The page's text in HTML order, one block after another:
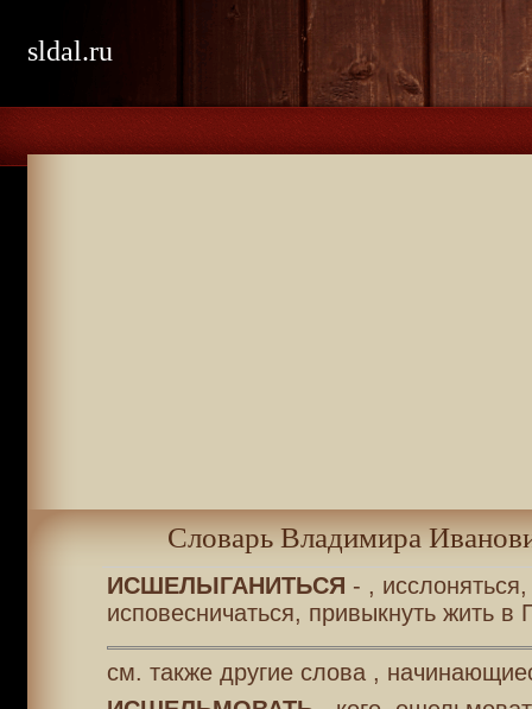
sldal.ru
Словарь Владимира
ИСШЕЛЫГАНИТЬСЯ - , исслоняться,
исповесничаться, привыкнуть жить в
см. также другие слова ,